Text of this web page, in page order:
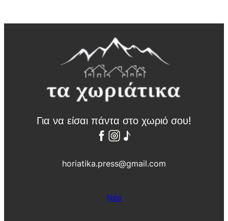
Για να είσαι πάντα στο χωριό σου!
horiatika.press@gmail.com
Νέα